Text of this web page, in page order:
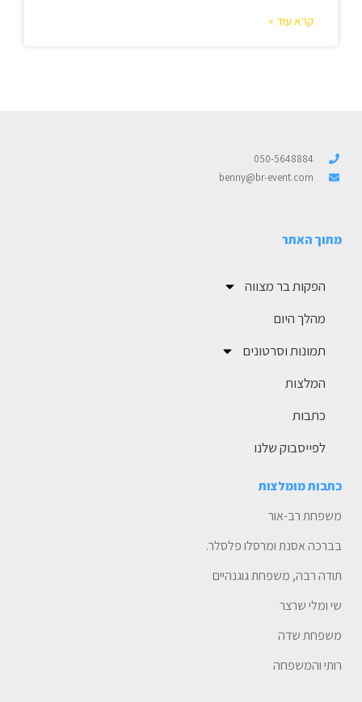
קרא עוד »
050-5648884
benny@br-event.com
מתוך האתר
הפקות בר מצווה
מהלך היום
תמונות וסרטונים
המלצות
כתבות
לפייסבוק שלנו
כתבות מומלצות
משפחת רב-אור
בברכה אסנת ומרסלו פלסלר.
תודה רבה, משפחת גוגנהיים
שי ומלי שרצר
משפחת שדה
רותי והמשפחה